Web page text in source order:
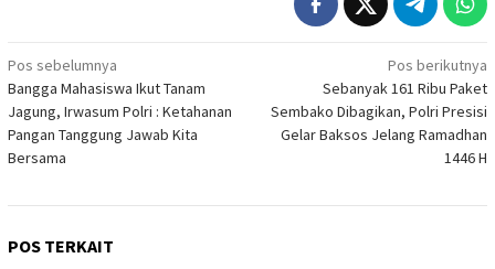
Navigasi
pos
Pos sebelumnya
Bangga Mahasiswa Ikut Tanam
Jagung, Irwasum Polri : Ketahanan
Pangan Tanggung Jawab Kita
Bersama
Pos berikutnya
Sebanyak 161 Ribu Paket
Sembako Dibagikan, Polri Presisi
Gelar Baksos Jelang Ramadhan
1446 H
POS TERKAIT